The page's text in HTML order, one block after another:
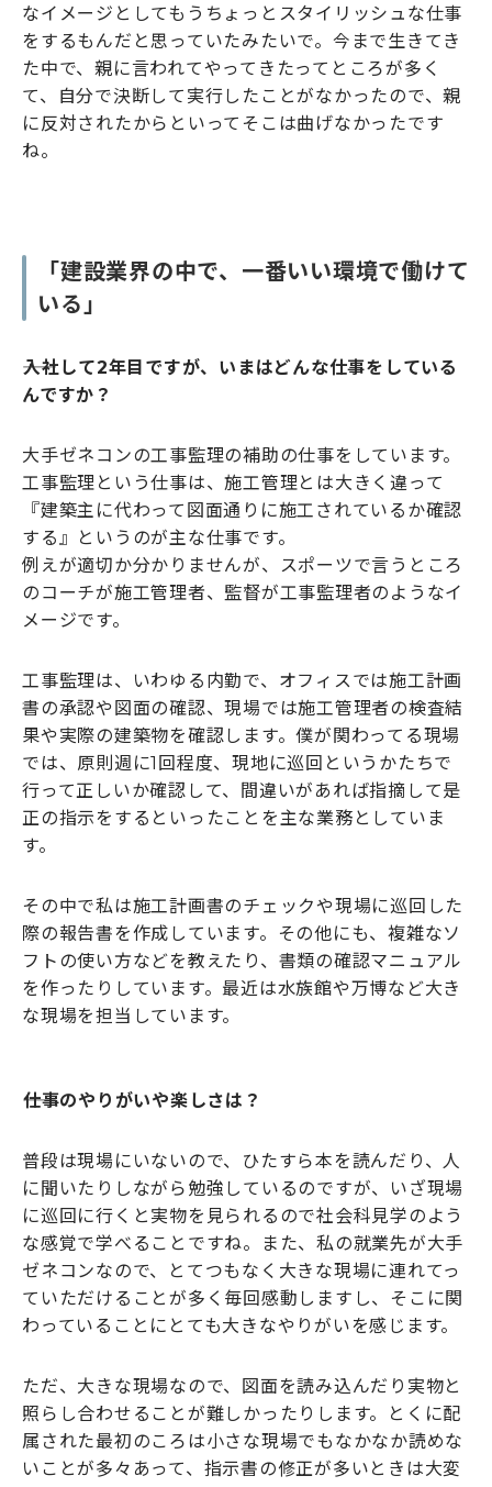
なイメージとしてもうちょっとスタイリッシュな仕事
をするもんだと思っていたみたいで。今まで生きてき
た中で、親に言われてやってきたってところが多く
て、自分で決断して実行したことがなかったので、親
に反対されたからといってそこは曲げなかったです
ね。
「建設業界の中で、一番いい環境で働けて
いる」
――入社して2年目ですが、いまはどんな仕事をしている
んですか？
大手ゼネコンの工事監理の補助の仕事をしています。
工事監理という仕事は、施工管理とは大きく違って
『建築主に代わって図面通りに施工されているか確認
する』というのが主な仕事です。
例えが適切か分かりませんが、スポーツで言うところ
のコーチが施工管理者、監督が工事監理者のようなイ
メージです。
工事監理は、いわゆる内勤で、オフィスでは施工計画
書の承認や図面の確認、現場では施工管理者の検査結
果や実際の建築物を確認します。僕が関わってる現場
では、原則週に1回程度、現地に巡回というかたちで
行って正しいか確認して、間違いがあれば指摘して是
正の指示をするといったことを主な業務としていま
す。
その中で私は施工計画書のチェックや現場に巡回した
際の報告書を作成しています。その他にも、複雑なソ
フトの使い方などを教えたり、書類の確認マニュアル
を作ったりしています。最近は水族館や万博など大き
な現場を担当しています。
――仕事のやりがいや楽しさは？
普段は現場にいないので、ひたすら本を読んだり、人
に聞いたりしながら勉強しているのですが、いざ現場
に巡回に行くと実物を見られるので社会科見学のよう
な感覚で学べることですね。また、私の就業先が大手
ゼネコンなので、とてつもなく大きな現場に連れてっ
ていただけることが多く毎回感動しますし、そこに関
わっていることにとても大きなやりがいを感じます。
ただ、大きな現場なので、図面を読み込んだり実物と
照らし合わせることが難しかったりします。とくに配
属された最初のころは小さな現場でもなかなか読めな
いことが多々あって、指示書の修正が多いときは大変